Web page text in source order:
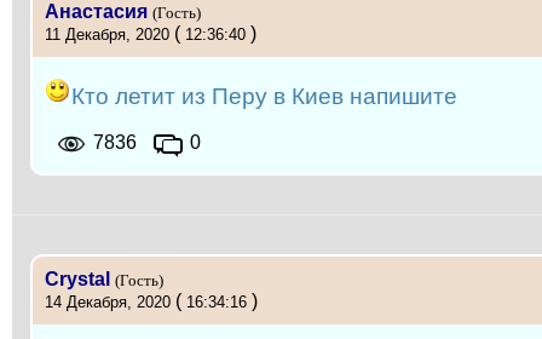
Анастасия (Гость)
11 Декабря, 2020 ( 12:36:40 )
Кто летит из Перу в Киев напишите
7836 0
Crystal (Гость)
14 Декабря, 2020 ( 16:34:16 )